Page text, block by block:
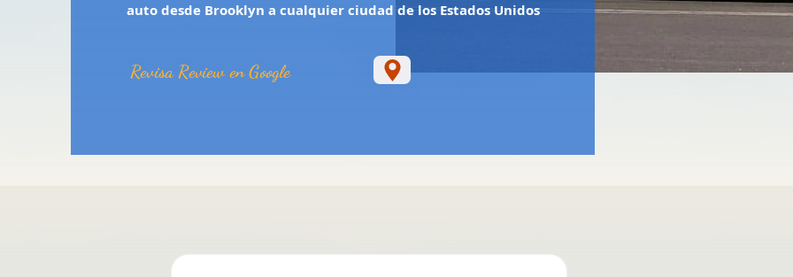
auto desde Brooklyn a cualquier ciudad de los Estados Unidos
Revisa Review en Google